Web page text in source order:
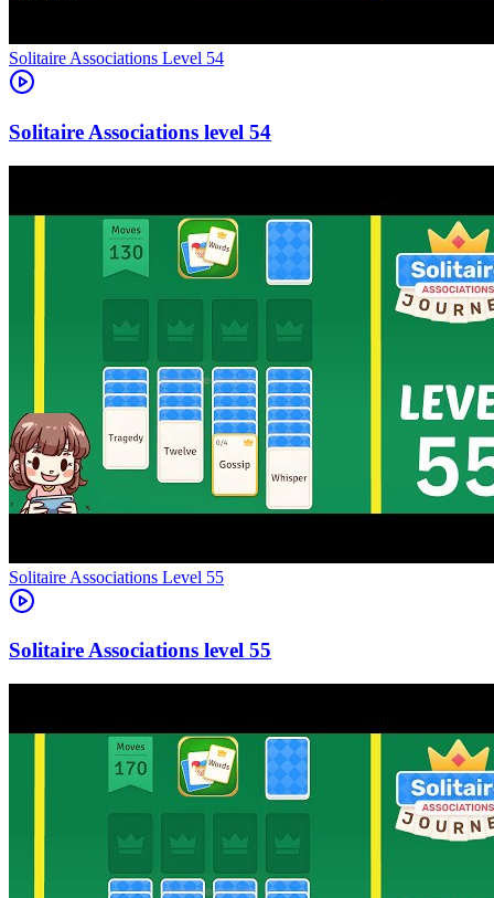
Level 54
54
Level 55
55